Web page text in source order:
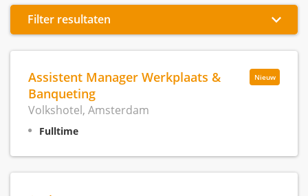
Filter resultaten
Nieuw
Assistent Manager Werkplaats &
Banqueting
Volkshotel, Amsterdam
Fulltime